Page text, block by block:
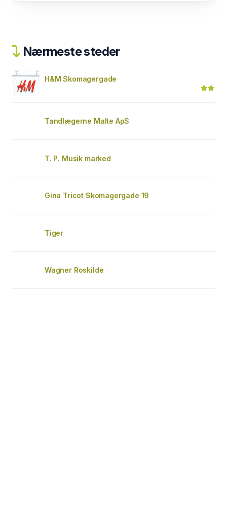
Nærmeste steder
H&M Skomagergade
Tandlægerne Malte ApS
T. P. Musik marked
Gina Tricot Skomagergade 19
Tiger
Wagner Roskilde